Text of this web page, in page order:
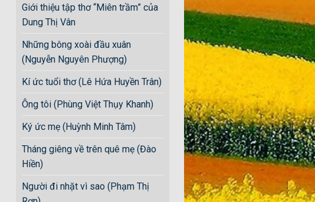
Giới thiệu tập thơ “Miên trầm” của
Dung Thị Vân
Những bông xoài đầu xuân
(Nguyễn Nguyên Phượng)
Kí ức tuổi thơ (Lê Hứa Huyền Trân)
Ông tôi (Phùng Việt Thụy Khanh)
Ký ức mẹ (Huỳnh Minh Tâm)
Tháng giêng về trên quê mẹ (Đào
Hiền)
Người đi nhặt vì sao (Phạm Thị